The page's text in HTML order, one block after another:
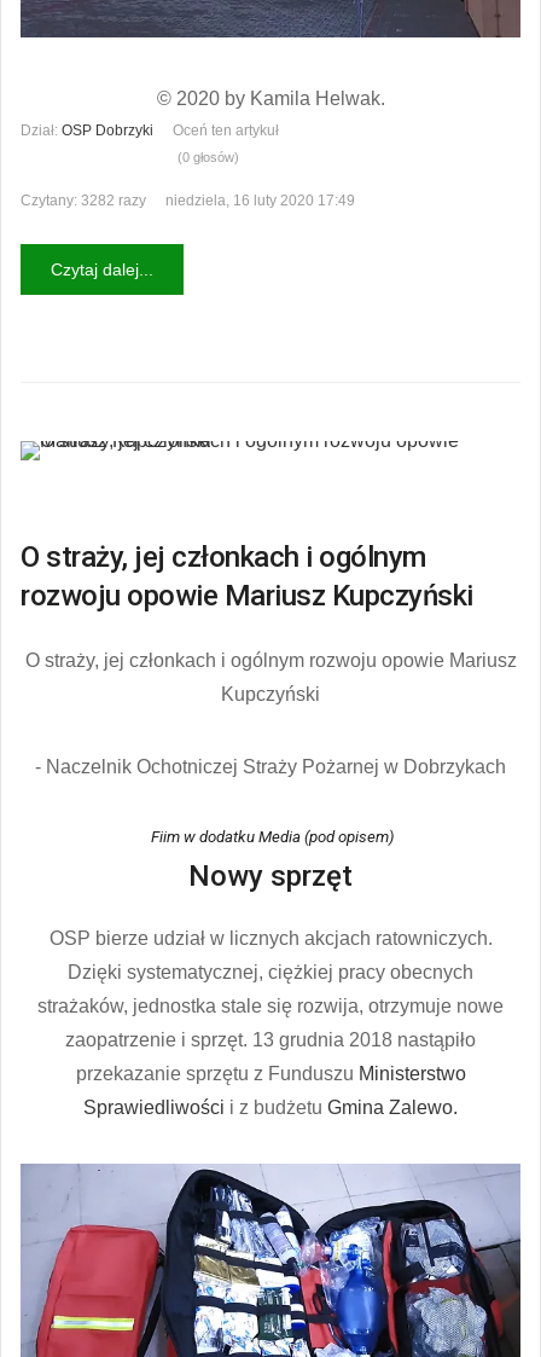
© 2020 by Kamila Helwak.
Dział: OSP Dobrzyki Oceń ten artykuł
(0 głosów)
Czytany: 3282 razy niedziela, 16 luty 2020 17:49
Czytaj dalej...
O straży, jej członkach i ogólnym
rozwoju opowie Mariusz Kupczyński
O straży, jej członkach i ogólnym rozwoju opowie Mariusz
Kupczyński
- Naczelnik Ochotniczej Straży Pożarnej w Dobrzykach
Fiim w dodatku Media (pod opisem)
Nowy sprzęt
OSP bierze udział w licznych akcjach ratowniczych.
Dzięki systematycznej, ciężkiej pracy obecnych
strażaków, jednostka stale się rozwija, otrzymuje nowe
zaopatrzenie i sprzęt. 13 grudnia 2018 nastąpiło
przekazanie sprzętu z Funduszu Ministerstwo
Sprawiedliwości i z budżetu Gmina Zalewo.